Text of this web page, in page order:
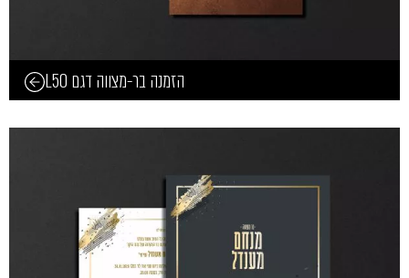
הזמנה בר-מצווה דגם L50